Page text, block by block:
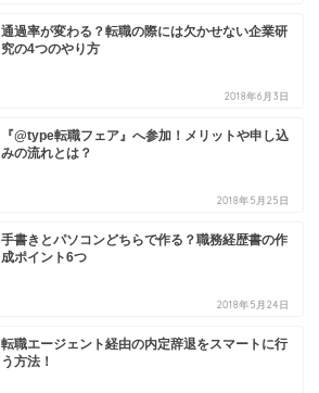
通過率が変わる？転職の際には欠かせない企業研
究の4つのやり方
2018年6月3日
『@type転職フェア』へ参加！メリットや申し込
みの流れとは？
2018年5月25日
手書きとパソコンどちらで作る？職務経歴書の作
成ポイント6つ
2018年5月24日
転職エージェント経由の内定辞退をスマートに行
う方法！